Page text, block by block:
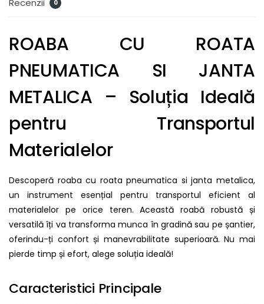
Recenzii 0
ROABA CU ROATA
PNEUMATICA SI JANTA
METALICA – Soluția Ideală
pentru Transportul
Materialelor
Descoperă roaba cu roata pneumatica si janta metalica,
un instrument esențial pentru transportul eficient al
materialelor pe orice teren. Această roabă robustă și
versatilă îți va transforma munca în gradină sau pe șantier,
oferindu-ți confort și manevrabilitate superioară. Nu mai
pierde timp și efort, alege soluția ideală!
Caracteristici Principale